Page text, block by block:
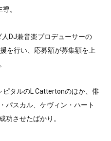
。
人DJ兼音楽プロデューサーの
を行い、応募額が募集額を上
ピタルのL Cattertonのほか、俳
パスカル、ケヴィン・ハート
功させたばかり。